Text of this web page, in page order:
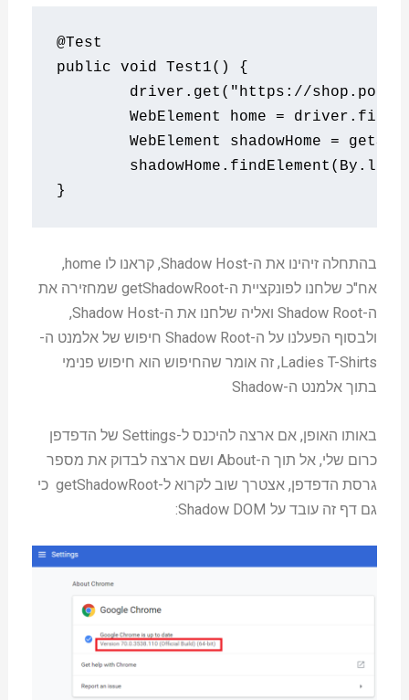
@Test
public void Test1() {
	driver
. get ( "https://
WebElement home = driver .
WebElement shadowHome =
	shadowHome
. findElement ( By .
}
בהתחלה זיהינו את ה-Shadow Host, קראנו לו home,
אח"כ שלחנו לפונקציית ה-getShadowRoot שמחזירה את
ה-Shadow Root ואליה שלחנו את ה-Shadow Host,
ולבסוף הפעלנו על ה-Shadow Root חיפוש של אלמנט ה-
Ladies T-Shirts, זה אומר שהחיפוש הוא חיפוש פנימי
בתוך אלמנט ה-Shadow
באותו האופן, אם ארצה להיכנס ל-Settings של הדפדפן
כרום שלי, אל תוך ה-About ושם ארצה לבדוק את מספר
גרסת הדפדפן, אצטרך שוב לקרוא ל-getShadowRoot כי
גם דף זה עובד על Shadow DOM: